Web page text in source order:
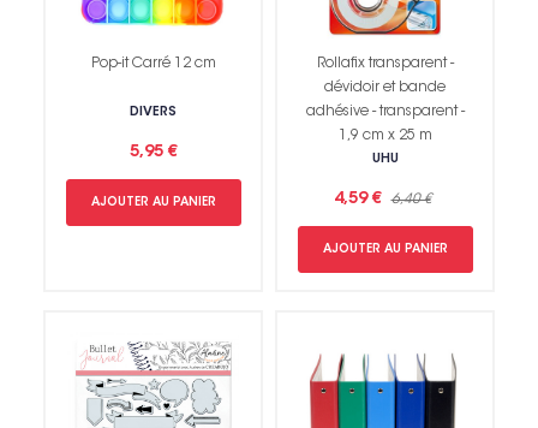
Pop-it Carré 12 cm
DIVERS
5,95 €
AJOUTER AU PANIER
Rollafix transparent -
dévidoir et bande
adhésive - transparent -
1,9 cm x 25 m
UHU
4,59 € 6,40 €
AJOUTER AU PANIER